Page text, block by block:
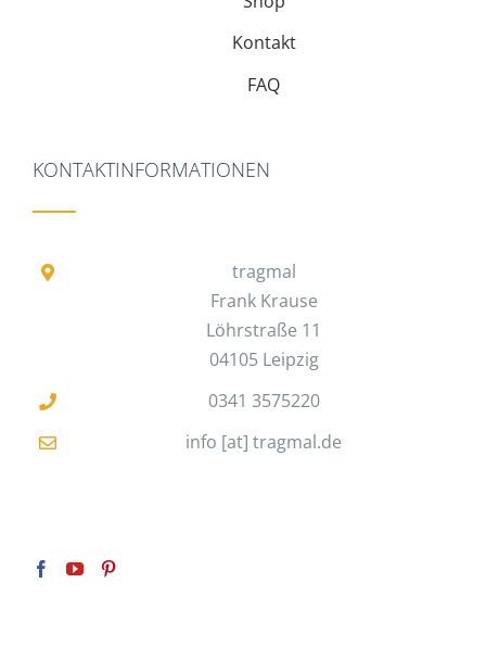
Kontakt
FAQ
KONTAKTINFORMATIONEN
tragmal
Frank Krause
Löhrstraße 11
04105 Leipzig
0341 3575220
info [at] tragmal.de